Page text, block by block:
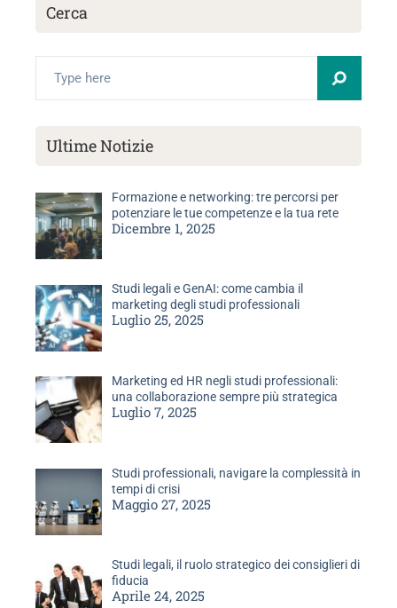
Cerca
Ultime Notizie
Formazione e networking: tre percorsi per
potenziare le tue competenze e la tua rete
Dicembre 1, 2025
Studi legali e GenAI: come cambia il
marketing degli studi professionali
Luglio 25, 2025
Marketing ed HR negli studi professionali:
una collaborazione sempre più strategica
Luglio 7, 2025
Studi professionali, navigare la complessità in
tempi di crisi
Maggio 27, 2025
Studi legali, il ruolo strategico dei consiglieri di
fiducia
Aprile 24, 2025